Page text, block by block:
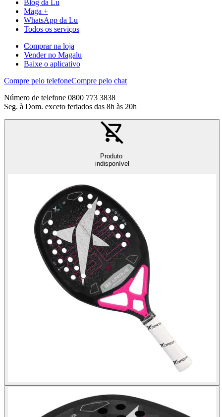
Blog da Lu
Maga +
WhatsApp da Lu
Todos os serviços
Comprar na loja
Vender no Magalu
Baixe o aplicativo
Compre pelo telefoneCompre pelo chat
Número de telefone 0800 773 3838
Seg. à Dom. exceto feriados das 8h às 20h
Produto
indisponível